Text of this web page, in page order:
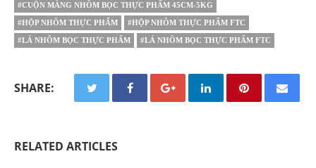
#CUỘN MÀNG NHÔM BỌC THỰC PHẨM 45CM-5KG
#HỘP NHÔM THỰC PHẨM #HỘP NHÔM THỰC PHẨM FTC
#LÁ NHÔM BỌC THỰC PHẨM #LÁ NHÔM BỌC THỰC PHẨM FTC
SHARE:
RELATED ARTICLES